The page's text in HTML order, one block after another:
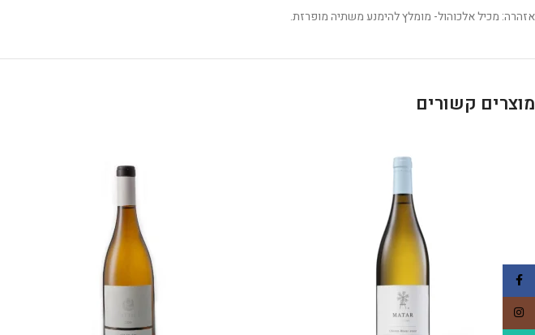
אזהרה: מכיל אלכוהול- מומלץ להימנע משתיה מופרזת.
מוצרים קשורים